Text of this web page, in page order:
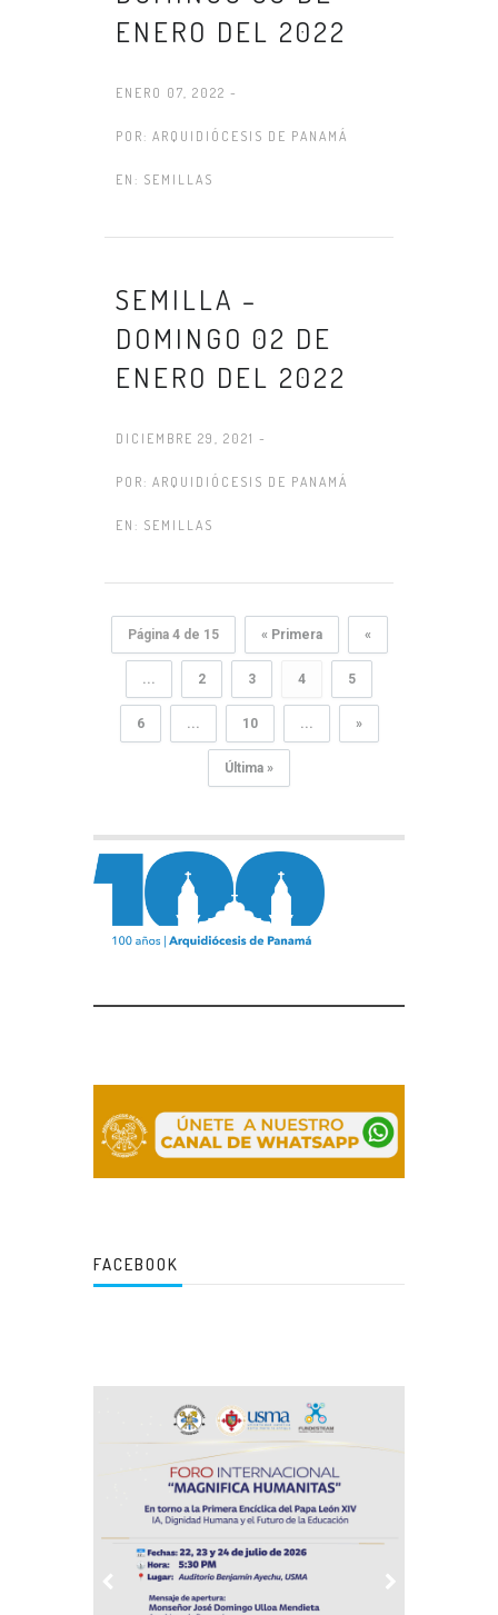
ENERO DEL 2022
ENERO 07, 2022 -
POR: ARQUIDIÓCESIS DE PANAMÁ
EN: SEMILLAS
SEMILLA –
DOMINGO 02 DE
ENERO DEL 2022
DICIEMBRE 29, 2021 -
POR: ARQUIDIÓCESIS DE PANAMÁ
EN: SEMILLAS
Página 4 de 15 « Primera «
... 2 3 4 5
6 ... 10 ... »
Última »
FACEBOOK